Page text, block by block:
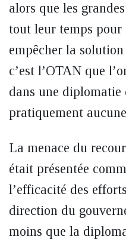
alors que les
tout leur temps
empêcher la
c’est l’OTAN que
dans une diplomatie
pratiquement
La menace du
était présentée
l’efficacité des
direction du
moins que la